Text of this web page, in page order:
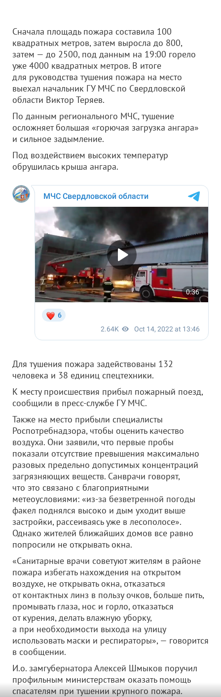
Сначала площадь пожара составила 100
квадратных метров, затем выросла до 800,
затем — до 2500, под данным на 19:00 горело
уже 4000 квадратных метров. В итоге
для руководства тушения пожара на место
выехал начальник ГУ МЧС по Свердловской
области Виктор Теряев.
По данным регионального МЧС, тушение
осложняет большая «горючая загрузка ангара»
и сильное задымление.
Под воздействием высоких температур
обрушилась крыша ангара.
Для тушения пожара задействованы 132
человека и 38 единиц спецтехники.
К месту происшествия прибыл пожарный поезд,
сообщили в пресс-службе ГУ МЧС.
Также на место прибыли специалисты
Роспотребнадзора, чтобы оценить качество
воздуха. Они заявили, что первые пробы
показали отсутствие превышения максимально
разовых предельно допустимых концентраций
загрязняющих веществ. Санврачи говорят,
что это связано с благоприятными
метеоусловиями: «из-за безветренной погоды
факел поднялся высоко и дым уходит выше
застройки, рассеиваясь уже в лесополосе».
Однако жителей ближайших домов все равно
попросили не открывать окна.
«Санитарные врачи советуют жителям в районе
пожара избегать нахождения на открытом
воздухе, не открывать окна, отказаться
от контактных линз в пользу очков, больше пить,
промывать глаза, нос и горло, отказаться
от курения, делать влажную уборку,
а при необходимости выхода на улицу
использовать маски и респираторы», — говорится
в сообщении.
И.о. замгубернатора Алексей Шмыков поручил
профильным министерствам оказать помощь
спасателям при тушении крупного пожара.